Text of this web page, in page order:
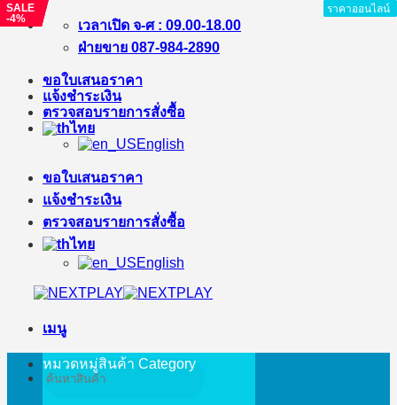
ข้าม
เนื้อหา
เวลาเปิด จ-ศ : 09.00-18.00
ฝ่ายขาย 087-984-2890
ขอใบเสนอราคา
แจ้งชำระเงิน
ตรวจสอบรายการสั่งซื้อ
ไทย
English
ขอใบเสนอราคา
แจ้งชำระเงิน
ตรวจสอบรายการสั่งซื้อ
ไทย
English
เมนู
ค้นหา:
หมวดหมู่สินค้า Category
SALE
-4%
ราคาออนไลน์
ราคาออนไลน์
ราคาออนไลน์
SALE
-%
ราคาออนไลน์
ราคาออนไลน์
ราคาออนไลน์
SALE
-%
ราคาออนไลน์
ราคาออนไลน์